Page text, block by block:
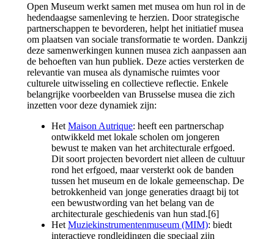
Open Museum werkt samen met musea om hun rol in de
hedendaagse samenleving te herzien. Door strategische
partnerschappen te bevorderen, helpt het initiatief musea
om plaatsen van sociale transformatie te worden. Dankzij
deze samenwerkingen kunnen musea zich aanpassen aan
de behoeften van hun publiek. Deze acties versterken de
relevantie van musea als dynamische ruimtes voor
culturele uitwisseling en collectieve reflectie. Enkele
belangrijke voorbeelden van Brusselse musea die zich
inzetten voor deze dynamiek zijn:
Het Maison Autrique: heeft een partnerschap
ontwikkeld met lokale scholen om jongeren
bewust te maken van het architecturale erfgoed.
Dit soort projecten bevordert niet alleen de cultuur
rond het erfgoed, maar versterkt ook de banden
tussen het museum en de lokale gemeenschap. De
betrokkenheid van jonge generaties draagt bij tot
een bewustwording van het belang van de
architecturale geschiedenis van hun stad.[6]
Het Muziekinstrumentenmuseum (MIM): biedt
interactieve rondleidingen die speciaal zijn